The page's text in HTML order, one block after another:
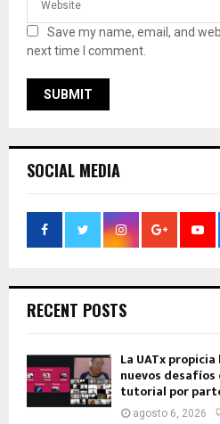
Save my name, email, and
next time I comment.
SOCIAL MEDIA
RECENT POSTS
La UATx
nuevos
tutorial por
agosto 6, 2026